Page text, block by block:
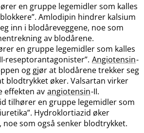
en gruppe legemidler som kalles
Amlodipin hindrer kalsium
inn i blodåreveggene, noe som
av blodårene.
en gruppe legemidler som kalles
reseptorantagonister”. Angiotensin-
og gjør at blodårene trekker seg
blodtrykket øker. Valsartan virker
effekten av angiotensin-II.
tilhører en gruppe legemidler som
Hydroklortiazid øker
som også senker blodtrykket.